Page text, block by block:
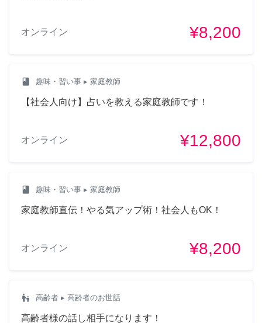
オンライン ¥8,200
class 趣味・習い事 ▸ 家庭教師
【社会人向け】占いを教える家庭教師です！
オンライン ¥12,800
class 趣味・習い事 ▸ 家庭教師
家庭教師直伝！やる気アップ術！社会人もOK！
オンライン ¥8,200
escalator_warning 高齢者 ▸ 高齢者のお世話
高齢者様の話し相手になります！